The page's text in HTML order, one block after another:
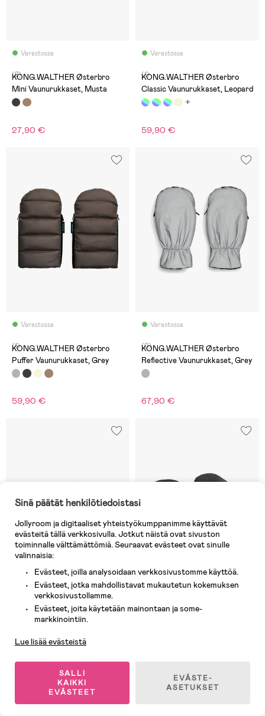
Varastossa
(2)
KONG.WALTHER Østerbro
Mini Vaunurukkaset, Musta
27,90 €
Varastossa
(1)
KONG.WALTHER Østerbro
Classic Vaunurukkaset, Leopard
59,90 €
Varastossa
(1)
KONG.WALTHER Østerbro
Puffer Vaunurukkaset, Grey
59,90 €
Varastossa
(0)
KONG.WALTHER Østerbro
Reflective Vaunurukkaset, Grey
67,90 €
Varastossa
KONG.WALTHER Østerbro
Morning
54,90 €
Sinä päätät henkilötiedoistasi
Jollyroom ja digitaaliset yhteistyökumppanimme käyttävät
evästeitä tällä verkkosivulla. Jotkut näistä ovat sivuston
toiminnalle välttämättömiä. Seuraavat evästeet ovat sinulle
valinnaisia:
Evästeet, joilla analysoidaan verkkosivustomme käyttöä.
Evästeet, jotka mahdollistavat mukautetun kokemuksen
verkkosivustollamme.
Evästeet, joita käytetään mainontaan ja some-
markkinointiin.
Lue lisää evästeistä
SALLI
KAIKKI
EVÄSTEET
EVÄSTE-
ASETUKSET